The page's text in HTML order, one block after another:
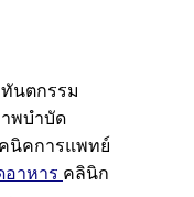
นตกรรม
พบำบัด
นิคการแพทย์
าหาร คลินิก